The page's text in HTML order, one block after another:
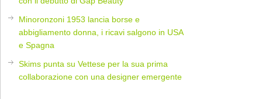
Minoronzoni 1953 lancia borse e
abbigliamento donna, i ricavi salgono in USA
e Spagna
Skims punta su Vettese per la sua prima
collaborazione con una designer emergente